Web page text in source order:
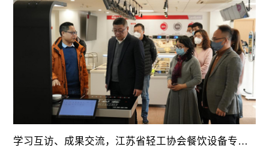
学习互访、成果交流，江苏省轻工协会餐饮设备专业委员会领导莅临我司参观指导